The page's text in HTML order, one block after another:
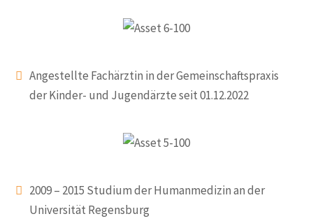
Angestellte Fachärztin in der Gemeinschaftspraxis
der Kinder- und Jugendärzte seit 01.12.2022
2009 – 2015 Studium der Humanmedizin an der
Universität Regensburg